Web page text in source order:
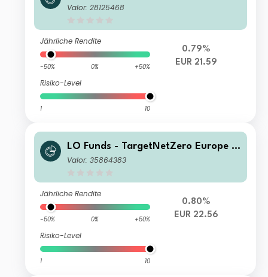
quity (EUR) PA
Valor: 28125468
Jährliche Rendite
-50% 0% +50%
Risiko-Level
1 10
0.79%
EUR 21.59
LO Funds - TargetNetZero Europe E
quity (EUR) IA
Valor: 35864383
Jährliche Rendite
-50% 0% +50%
Risiko-Level
1 10
0.80%
EUR 22.56